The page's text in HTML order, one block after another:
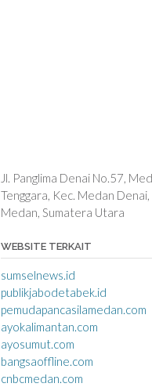
Jl. Panglima Denai No.57,
Tenggara, Kec. Medan
Medan, Sumatera Utara
WEBSITE TERKAIT
sumselnews.id
publikjabodetabek.id
pemudapancasilamedan.com
ayokalimantan.com
ayosumut.com
bangsaoffline.com
cnbcmedan.com